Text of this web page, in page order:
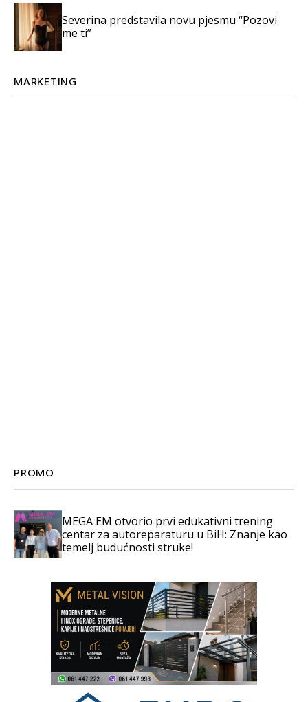
Severina predstavila novu pjesmu “Pozovi
me ti”
MARKETING
PROMO
MEGA EM otvorio prvi edukativni trening
centar za autoreparaturu u BiH: Znanje kao
temelj budućnosti struke!